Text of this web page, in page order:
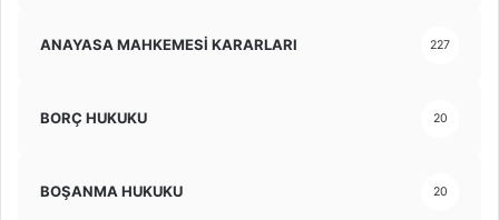
ANAYASA MAHKEMESİ KARARLARI 227
BORÇ HUKUKU 20
BOŞANMA HUKUKU 20